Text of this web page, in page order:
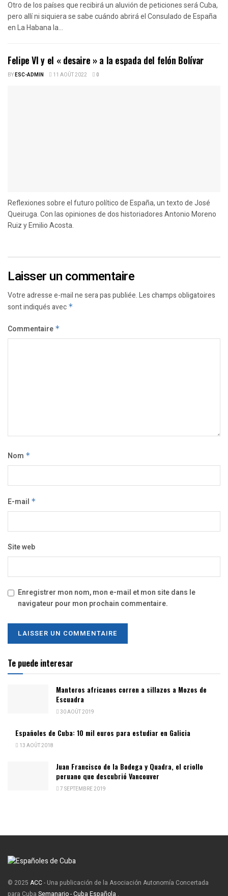
Otro de los países que recibirá un aluvión de peticiones será Cuba,
pero allí ni siquiera se sabe cuándo abrirá el Consulado de España
en La Habana la...
Felipe VI y el « desaire » a la espada del felón Bolívar
BYESC-ADMIN 11 AOÛT 2022 0
Reflexiones sobre el futuro político de España, un texto de José
Queiruga. Con las opiniones de dos historiadores Antonio Moreno
Ruiz y Emilio Acosta.
Laisser un commentaire
Votre adresse e-mail ne sera pas publiée.Les champs obligatoires
sont indiqués avec *
Commentaire *
Nom *
E-mail *
Site web
Enregistrer mon nom, mon e-mail et mon site dans le
navigateur pour mon prochain commentaire.
Te puede interesar
Manteros africanos corren a sillazos a Mozos de
Escuadra
30 AOÛT 2019
Españoles de Cuba: 10 mil euros para estudiar en Galicia
13 AOÛT 2018
Juan Francisco de la Bodega y Quadra, el criollo
peruano que descubrió Vancouver
7 SEPTEMBRE 2019
© 2025 ACC- Una publicación de la Asociación Autonomía Concertada
para Cuba Semanario - Cuba Española .